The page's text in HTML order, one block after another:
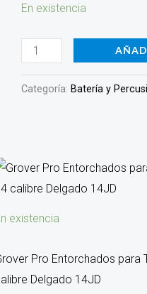
En existencia
124B
cantidad
Categoría: Batería y
existencia
Pro Entorchados para
Delgado 14JD